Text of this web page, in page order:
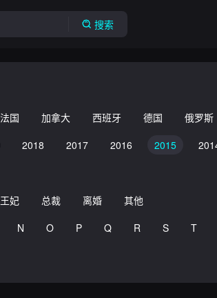
搜索
法国 加拿大 西班牙 德国 俄罗斯
2018 2017 2016 2015
王妃 总裁 离婚
其他
N O P Q R S T